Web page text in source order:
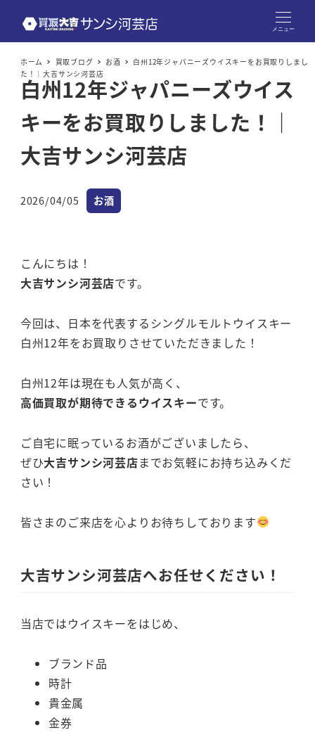
メニュー
ホーム 買取ブログ お酒
白州12年ジャパニーズウイスキーをお買取りしまし
た！｜大吉サンシ河芸店
白州12年ジャパニーズウイス
キーをお買取りしました！｜
大吉サンシ河芸店
投稿日
2026/04/05 カテゴリー
お酒
こんにちは！
大吉サンシ河芸店です。
今回は、日本を代表するシングルモルトウイスキー
白州12年をお買取りさせていただきました！
白州12年は現在も人気が高く、
高価買取が期待できるウイスキーです。
ご自宅に眠っているお酒がございましたら、
ぜひ大吉サンシ河芸店までお気軽にお持ち込みくだ
さい！
皆さまのご来店を心よりお待ちしております
大吉サンシ河芸店へお任せください！
当店ではウイスキーをはじめ、
ブランド品
時計
貴金属
金券